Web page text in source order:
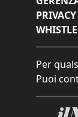
PRIVACY
Per
Puoi